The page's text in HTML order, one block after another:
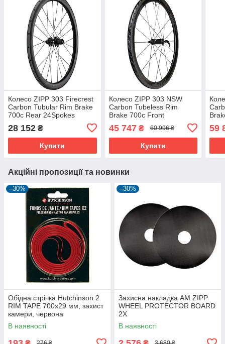
Колесо ZIPP 303 Firecrest
Carbon Tubular Rim Brake
700c Rear 24Spokes
Quick Release
28 152 ₴
Купити
Колесо ZIPP 303 NSW
Carbon Tubeless Rim
Brake 700c Front
18Spokes Quick Release
Standard Graphic A2
45 747₴ 60 996 ₴
Купити
59
Акційні пропозиції та новинки
–30%
Обідна стрічка Hutchinson 2
RIM TAPE 700x29 мм, захист
камери, червона
В наявності
–30%
Захисна накладка AM ZIPP
WHEEL PROTECTOR BOARD
2X
В наявності